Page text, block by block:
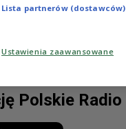
Polskie Radio
Lista partnerów (dostawców)
Ustawienia zaawansowane